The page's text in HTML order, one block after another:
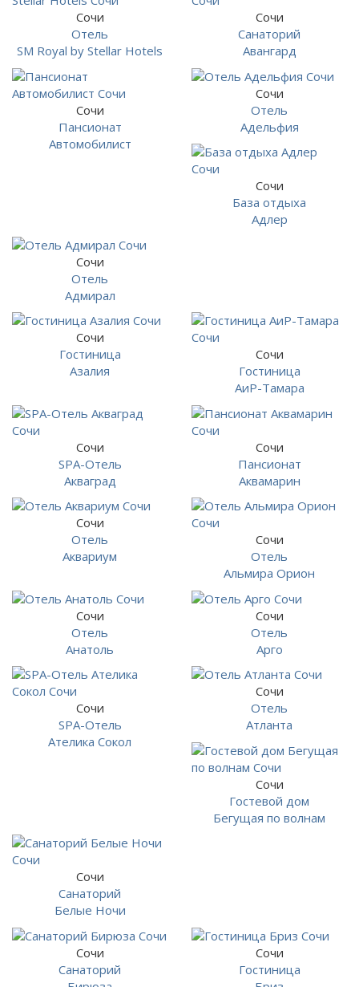
Сочи
Отель
SM Royal by Stellar Hotels
Сочи
Санаторий
Авангард
Сочи
Пансионат
Автомобилист
Сочи
Отель
Адельфия
Сочи
База отдыха
Адлер
Сочи
Отель
Адмирал
Сочи
Гостиница
Азалия
Сочи
Гостиница
АиР-Тамара
Сочи
SPA-Отель
Акваград
Сочи
Пансионат
Аквамарин
Сочи
Отель
Аквариум
Сочи
Отель
Альмира Орион
Сочи
Отель
Анатоль
Сочи
Отель
Арго
Сочи
SPA-Отель
Ателика Сокол
Сочи
Отель
Атланта
Сочи
Гостевой дом
Бегущая по волнам
Сочи
Санаторий
Белые Ночи
Сочи
Санаторий
Сочи
Гостиница